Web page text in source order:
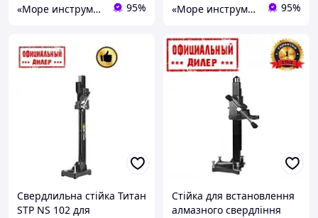
«Море инструментов» 95% «Море инструментов» 95%
Свердлильна стійка Титан
STP NS 102 для
Стійка для встановлення
алмазного свердління